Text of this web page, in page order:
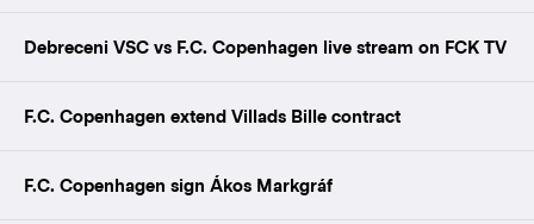
Debreceni VSC vs F.C. Copenhagen live stream on FCK TV
F.C. Copenhagen extend Villads Bille contract
F.C. Copenhagen sign Ákos Markgráf